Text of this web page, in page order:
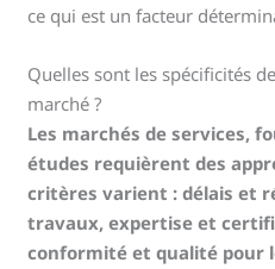
ce qui est un facteur
Quelles sont les spécificités
marché ?
Les marchés de services,
études requièrent des
critères varient : délais et
travaux, expertise et
conformité et qualité pour